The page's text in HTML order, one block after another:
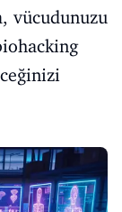
vücudunuzu